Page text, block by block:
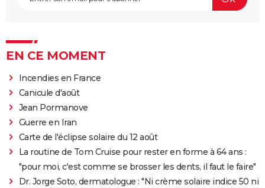
EN CE MOMENT
Incendies en France
Canicule d'août
Jean Pormanove
Guerre en Iran
Carte de l'éclipse solaire du 12 août
La routine de Tom Cruise pour rester en forme à 64 ans :
"pour moi, c'est comme se brosser les dents, il faut le faire"
Dr. Jorge Soto, dermatologue : "Ni crème solaire indice 50 ni